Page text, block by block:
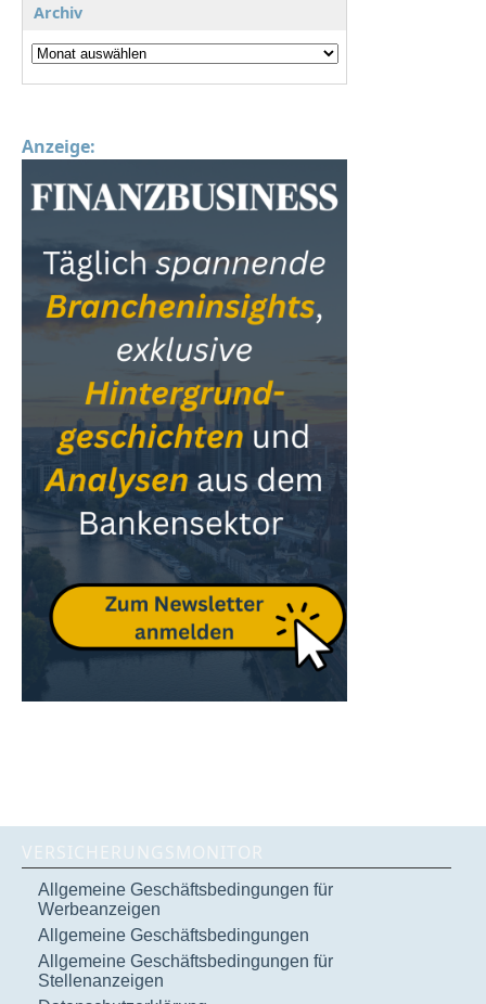
Archiv
Anzeige:
VERSICHERUNGSMONITOR
Allgemeine Geschäftsbedingungen für
Werbeanzeigen
Allgemeine Geschäftsbedingungen
Allgemeine Geschäftsbedingungen für
Stellenanzeigen